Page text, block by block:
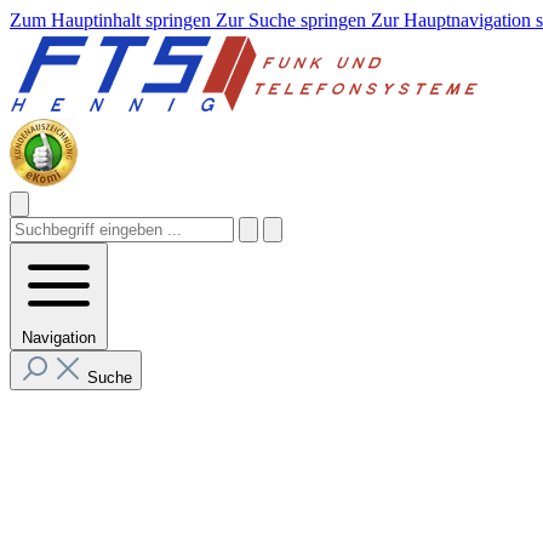
Zum Hauptinhalt springen Zur Suche springen Zur Hauptnavigation
Navigation
Suche